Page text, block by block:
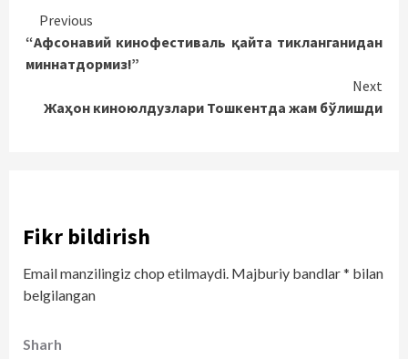
Continue
Reading
Previous
“Афсонавий кинофестиваль қайта тикланганидан
миннатдормиз!”
Next
Жаҳон киноюлдузлари Тошкентда жам бўлишди
Fikr bildirish
Email manzilingiz chop etilmaydi. Majburiy bandlar* bilan
belgilangan
Sharh